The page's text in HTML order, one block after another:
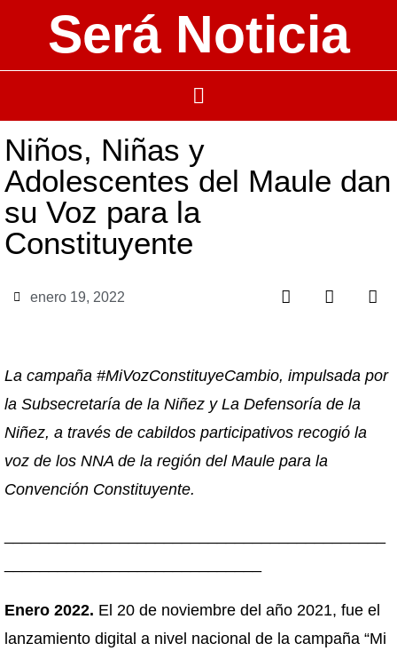
Será Noticia
Niños, Niñas y
Adolescentes del Maule dan
su Voz para la
Constituyente
enero 19, 2022
La campaña #MiVozConstituyeCambio, impulsada por
la Subsecretaría de la Niñez y La Defensoría de la
Niñez, a través de cabildos participativos recogió la
voz de los NNA de la región del Maule para la
Convención Constituyente.
Enero 2022. El 20 de noviembre del año 2021, fue el
lanzamiento digital a nivel nacional de la campaña “Mi